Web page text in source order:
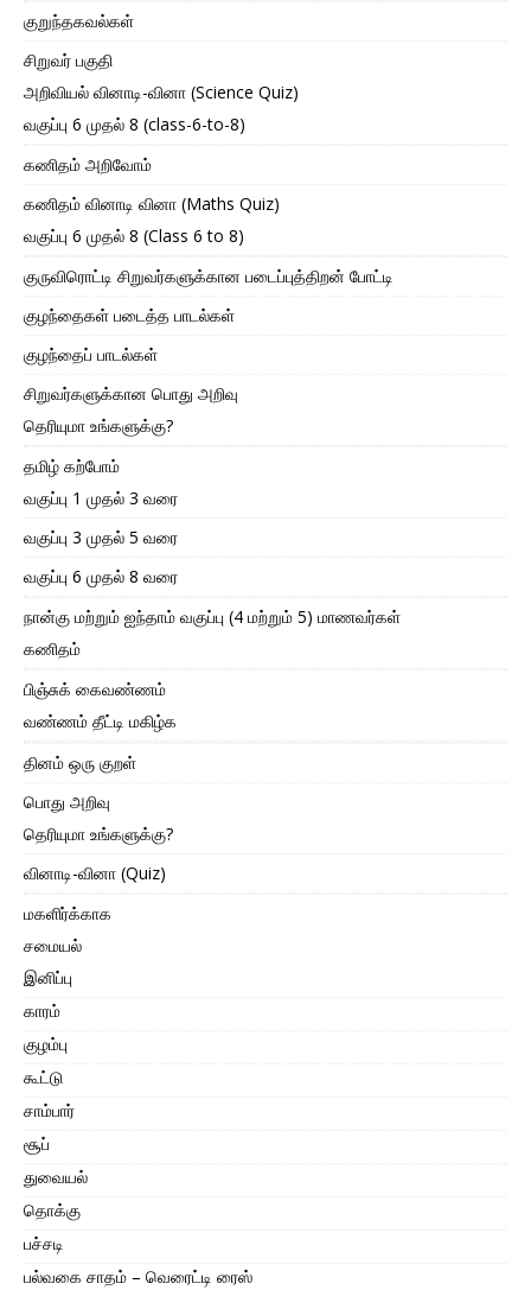
குறுந்தகவல்கள்
சிறுவர் பகுதி
அறிவியல் வினாடி-வினா (Science Quiz)
வகுப்பு 6 முதல் 8 (class-6-to-8)
கணிதம் அறிவோம்
கணிதம் வினாடி வினா (Maths Quiz)
வகுப்பு 6 முதல் 8 (Class 6 to 8)
குருவிரொட்டி சிறுவர்களுக்கான படைப்புத்திறன் போட்டி
குழந்தைகள் படைத்த பாடல்கள்
குழந்தைப் பாடல்கள்
சிறுவர்களுக்கான பொது அறிவு
தெரியுமா உங்களுக்கு?
தமிழ் கற்போம்
வகுப்பு 1 முதல் 3 வரை
வகுப்பு 3 முதல் 5 வரை
வகுப்பு 6 முதல் 8 வரை
நான்கு மற்றும் ஐந்தாம் வகுப்பு (4 மற்றும் 5) மாணவர்கள்
கணிதம்
பிஞ்சுக் கைவண்ணம்
வண்ணம் தீட்டி மகிழ்க
தினம் ஒரு குறள்
பொது அறிவு
தெரியுமா உங்களுக்கு?
வினாடி-வினா (Quiz)
மகளிர்க்காக
சமையல்
இனிப்பு
காரம்
குழம்பு
கூட்டு
சாம்பார்
சூப்
துவையல்
தொக்கு
பச்சடி
பல்வகை சாதம் – வெரைட்டி ரைஸ்